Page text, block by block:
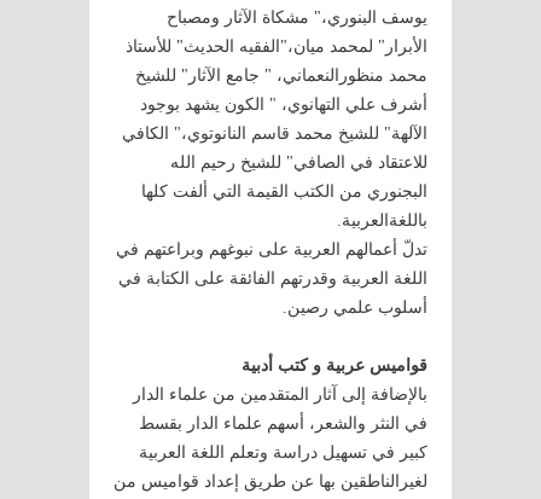
يوسف البنوري،" مشكاة الآثار ومصباح
الأبرار" لمحمد ميان،"الفقيه الحديث" للأستاذ
محمد منظورالنعماني، " جامع الآثار" للشيخ
أشرف علي التهانوي، " الكون يشهد بوجود
الآلهة" للشيخ محمد قاسم النانوتوي،" الكافي
للاعتقاد في الصافي" للشيخ رحيم الله
البجنوري من الكتب القيمة التي ألفت كلها
باللغةالعربية.
تدلّ أعمالهم العربية على نبوغهم وبراعتهم في
اللغة العربية وقدرتهم الفائقة على الكتابة في
أسلوب علمي رصين.
قواميس عربية و كتب أدبية
بالإضافة إلى آثار المتقدمين من علماء الدار
في النثر والشعر، أسهم علماء الدار بقسط
كبير في تسهيل دراسة وتعلم اللغة العربية
لغيرالناطقين بها عن طريق إعداد قواميس من